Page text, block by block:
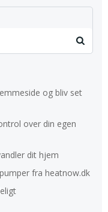
og bliv set
over din egen
dit hjem
fra heatnow.dk